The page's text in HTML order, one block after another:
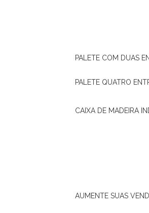
PALETE COM DUAS
PALETE QUATRO
CAIXA DE MADEIRA
AUMENTE SUAS